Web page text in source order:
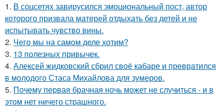
1. В соцсетях завирусился эмоциональный пост, автор
которого призвала матерей отдыхать без детей и не
испытывать чувство вины.
2. Чего мы на самом деле хотим?
3. 13 полезных привычек.
4. Алексей жидковский сбрил своё кабаре и превратился
в молодого Стаса Михайлова для зумеров.
5. Почему первая брачная ночь может не случиться - и в
этом нет ничего страшного.